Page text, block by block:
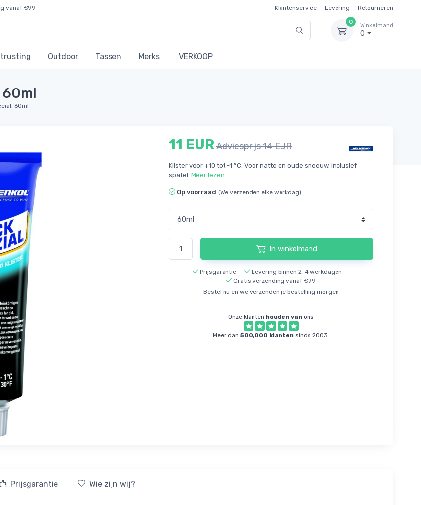
vanaf €99 Klantenservice Levering
Retourneren
0
Winkelmand
0
Outdoor Tassen Merks VERKOOP
60ml
60ml
11 EURAdviesprijs 14 EUR
Klister voor +10 tot -1 °C. Voor natte en oude sneeuw. Inclusief
spatel. Meer lezen
Op voorraad (We verzenden elke werkdag)
In winkelmand
Prijsgarantie
Levering binnen 2-4 werkdagen
Gratis verzending vanaf €99
Bestel nu en we verzenden je bestelling morgen
Onze klanten houden van ons
Meer dan500,000 klanten sinds 2003.
Prijsgarantie Wie zijn wij?